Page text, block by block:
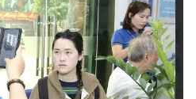
Liên hệ quảng cáo
0908 780 404